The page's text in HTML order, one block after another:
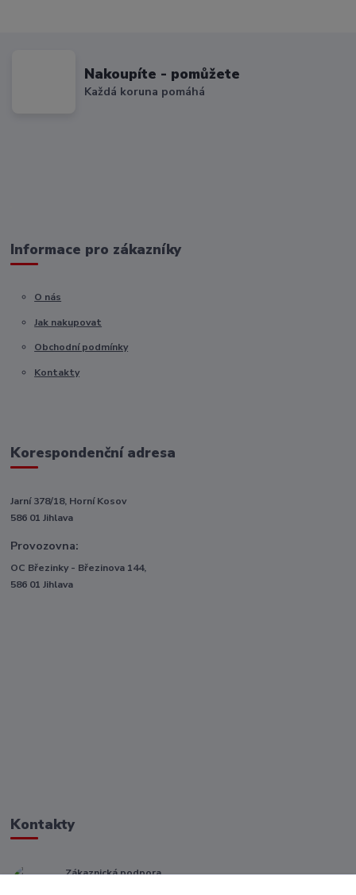
Nakoupíte - pomůžete
Každá koruna pomáhá
Informace pro zákazníky
O nás
Jak nakupovat
Obchodní podmínky
Kontakty
Korespondenční adresa
Jarní 378/18, Horní Kosov
586 01 Jihlava
Provozovna:
OC Březinky - Březinova 144,
586 01 Jihlava
Kontakty
Zákaznická podpora